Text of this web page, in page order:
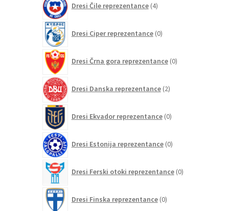
Dresi Čile reprezentance 4izdelki
Dresi Ciper reprezentance 0izdelkov
Dresi Črna gora reprezentance 0izdelkov
Dresi Danska reprezentance 2izdelka
Dresi Ekvador reprezentance 0izdelkov
Dresi Estonija reprezentance 0izdelkov
Dresi Ferski otoki reprezentance 0izdelkov
Dresi Finska reprezentance 0izdelkov